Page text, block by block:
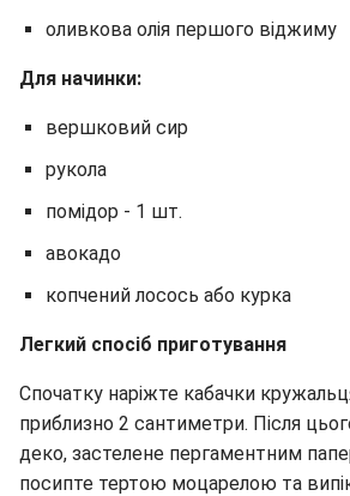
оливкова олія першого віджиму
Для начинки:
вершковий сир
рукола
помідор - 1 шт.
авокадо
копчений лосось або курка
Легкий спосіб приготування
Спочатку наріжте кабачки
приблизно 2 сантиметри. Після
деко, застелене пергаментним
посипте тертою моцарелою та